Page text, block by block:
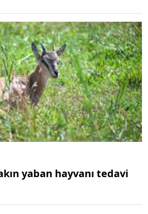
yaban hayvanı tedavi